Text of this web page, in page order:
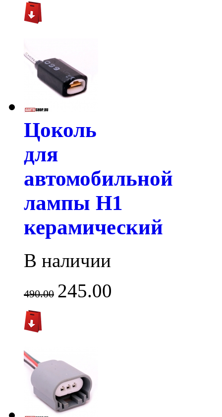
Цоколь
для
автомобильной
лампы H1
керамический
В наличии
490.00 245.00